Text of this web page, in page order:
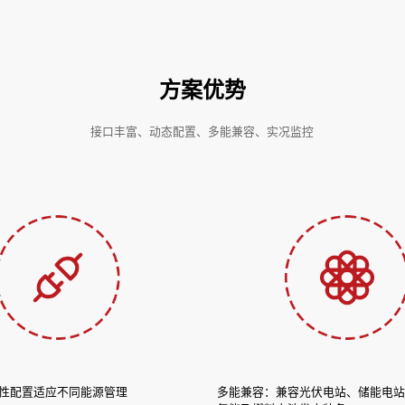
方案优势
接口丰富、动态配置、多能兼容、实况监控
配置适应不同能源管理
多能兼容：兼容光伏电站、储能电